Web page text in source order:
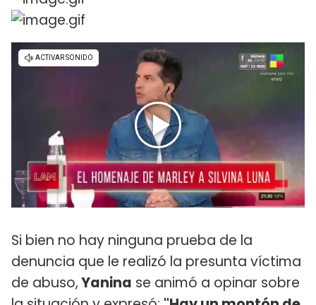
Si bien no hay ninguna prueba de la
denuncia que le realizó la presunta víctima
de abuso,Yanina se animó a opinar sobre